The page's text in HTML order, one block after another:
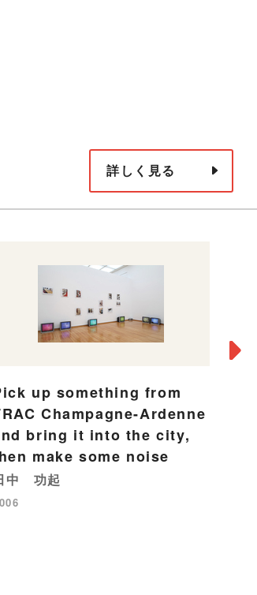
詳しく見る
up something from
Champagne-Ardenne
bring it into the city,
make some noise
中 功起